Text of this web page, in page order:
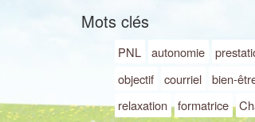
Mots clés
PNL autonomie
objectif
courriel bien-
relaxation
formatrice